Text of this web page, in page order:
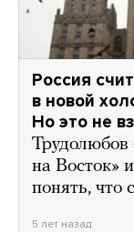
Россия
в новой
Но это не
Трудолюбов
на Восток»
понять, что
5 лет назад